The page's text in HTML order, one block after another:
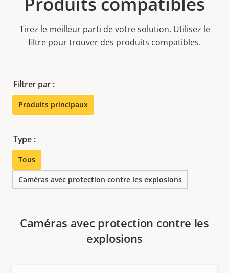
Tirez le meilleur parti de votre solution. Utilisez le
filtre pour trouver des produits compatibles.
Filtrer par :
Produits principaux
Type :
Tous
Caméras avec protection contre les explosions
Caméras avec protection contre les
explosions